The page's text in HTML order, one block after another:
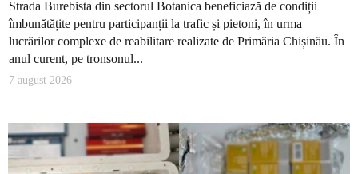
Strada Burebista din sectorul Botanica beneficiază de condiții
îmbunătățite pentru participanții la trafic și pietoni, în urma
lucrărilor complexe de reabilitare realizate de Primăria Chișinău. În
anul curent, pe tronsonul...
7 august 2026